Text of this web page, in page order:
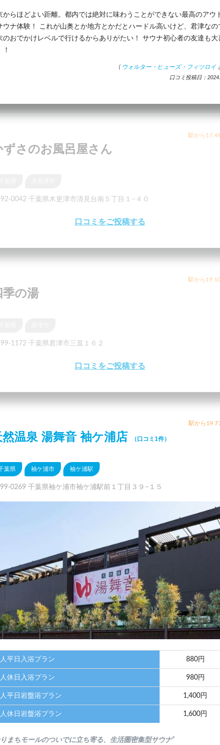
からほどよい距離。都内では絶対に味わうことができない最高のアウ
ウナ体験！ これが山奥とか地方とかだとハードル高いけど、君津なの
のおでかけレベルで行けるからありがたい！ サウナ初心者の友達も大
( ウォルター・ヒューズ・フィツロイ
口コミ投稿日：
駅から
ずさのお風呂屋さん
0042 千葉県木更津市清見台南５丁目１−４０
口コミをご投稿する
駅から
季の湯
1172 千葉県君津市三直１６２
口コミをご投稿する
駅から
然温泉 湯舞音 袖ケ浦店 （口コミ1件）
葉県 袖ケ浦市 袖ケ浦駅
0269 千葉県袖ケ浦市袖ケ浦駅前１丁目３９−１５
平日入浴プラン 880円
休日入浴プラン 980円
平日岩盤浴プラン 1,400円
休日岩盤浴プラン 1,600円
りまちモールのついでに立ち寄る、生活圏密集型サウナ”